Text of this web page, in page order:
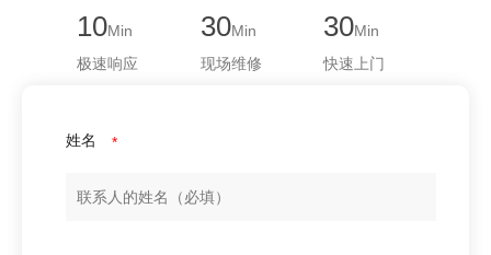
10Min
极速响应
30Min
现场维修
30Min
快速上门
姓名 *